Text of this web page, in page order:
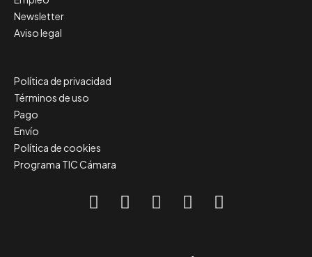
Newsletter
Aviso legal
Política de privacidad
Términos de uso
Pago
Envío
Política de cookies
Programa TIC Cámara